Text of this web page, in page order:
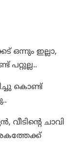
ഒന്നും ഇല്ലാ,
പറ്റുല്ല..
കൊണ്ട്
ചാവി